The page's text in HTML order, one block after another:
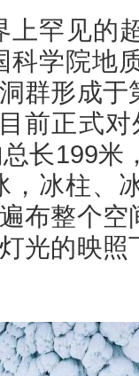
上罕见的
科学院地
群形成
前正式
长199米
，冰柱、
布整个
光的映